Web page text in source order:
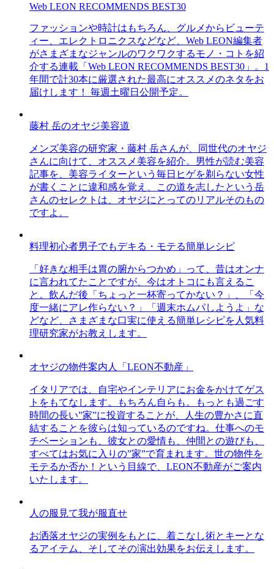
Web LEON RECOMMENDS BEST30
ファッションや時計はもちろん、グルメからビューテ
ィー、エレクトロニクスなどなど、Web LEON編集者
がさまざまなジャンルのワクワクするモノ・コトを紹
介する連載「Web LEON RECOMMENDS BEST30」。1
年間で計30本に厳選された最高にオススメのネタをお
届けします！ 毎週土曜日公開予定。
藤村 岳のオヤジ美容道
メンズ美容の研究家・藤村 岳さんが、同世代のオヤジ
さんに向けて、オススメ美容を紹介。男性が読む美容
記事を、美容ライターという毎日ヒゲを剃らない女性
が書くことに違和感を覚え、この道を志したという岳
さんのセレクトは、オヤジにとってのリアルそのもの
ですよ。
料理初心者男子でもデキる・モテる簡単レシピ
「好きな相手は胃の腑からつかめ」って、昔はオンナ
に言われてたことですが、今はオトコにも言えるこ
と。飲んだ後「ちょっと一杯寄ってかない？」、「今
度一緒にアレ作らない？」「週末ホムパしようよ」な
どなど、さまざまな口実に使える簡単レシピを人気料
理研究家がお教えします。
オヤジの物件案内人「LEON不動産」
イタリアでは、自宅やインテリアにお金をかけてゲス
トをもてなします。もちろん自らも。もっとも過ごす
時間の長い”家”に投資することが、人生の豊かさに直
結することを彼らは知っているのですね。仕事へのモ
チベーションも、彼女との愛情も、仲間との遊びも、
すべてはお気に入りの”家”で育まれます。世の物件を
モテるか否か！という目線で、LEON不動産がご案内
いたします。
人の服見て我が服直せ
お洒落オヤジの実例をもとに、着こなし術とキーとな
るアイテム、そしてその演出効果をお伝えします。